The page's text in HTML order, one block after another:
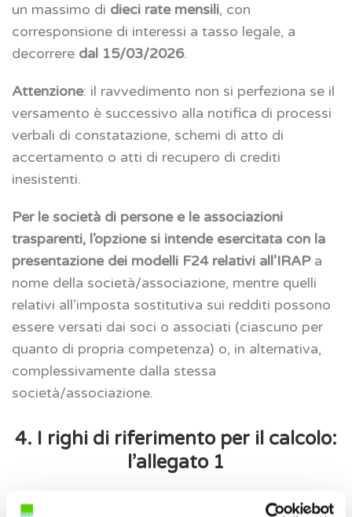
un massimo di dieci rate mensili, con
corresponsione di interessi a tasso legale, a
decorrere dal 15/03/2026.
Attenzione: il ravvedimento non si perfeziona se il
versamento è successivo alla notifica di processi
verbali di constatazione, schemi di atto di
accertamento o atti di recupero di crediti
inesistenti.
Per le società di persone e le associazioni
trasparenti, l’opzione si intende esercitata con la
presentazione dei modelli F24 relativi all’IRAPa
nome della società/associazione, mentre quelli
relativi all’imposta sostitutiva sui redditi possono
essere versati dai soci o associati (ciascuno per
quanto di propria competenza) o, in alternativa,
complessivamente dalla stessa
società/associazione.
4. I righi di riferimento per il calcolo:
l’allegato 1
Come analizzato nei precedenti interventi